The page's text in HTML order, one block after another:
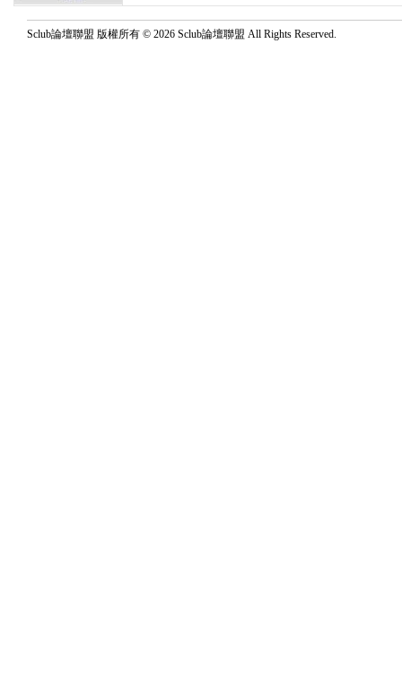
Sclub論壇聯盟 版權所有 © 2026 Sclub論壇聯盟 All Rights Reserved.